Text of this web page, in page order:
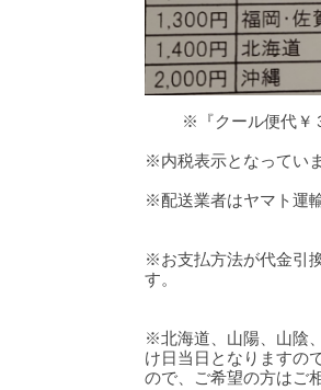
※『クール便代￥３
※内税表示となっていま
※配送業者はヤマト運輸
※お支払方法が代金引
す。
※北海道、山陽、山陰
け日当日となりますの
ので、ご希望の方はご